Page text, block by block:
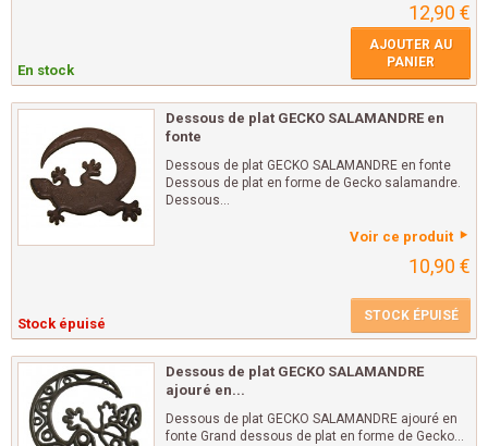
12,90 €
En stock
AJOUTER AU
PANIER
Dessous de plat GECKO SALAMANDRE en
fonte
Dessous de plat GECKO SALAMANDRE en fonte
Dessous de plat en forme de Gecko salamandre.
Dessous...
Voir ce produit
10,90 €
Stock épuisé STOCK ÉPUISÉ
Dessous de plat GECKO SALAMANDRE
ajouré en...
Dessous de plat GECKO SALAMANDRE ajouré en
fonte Grand dessous de plat en forme de Gecko...